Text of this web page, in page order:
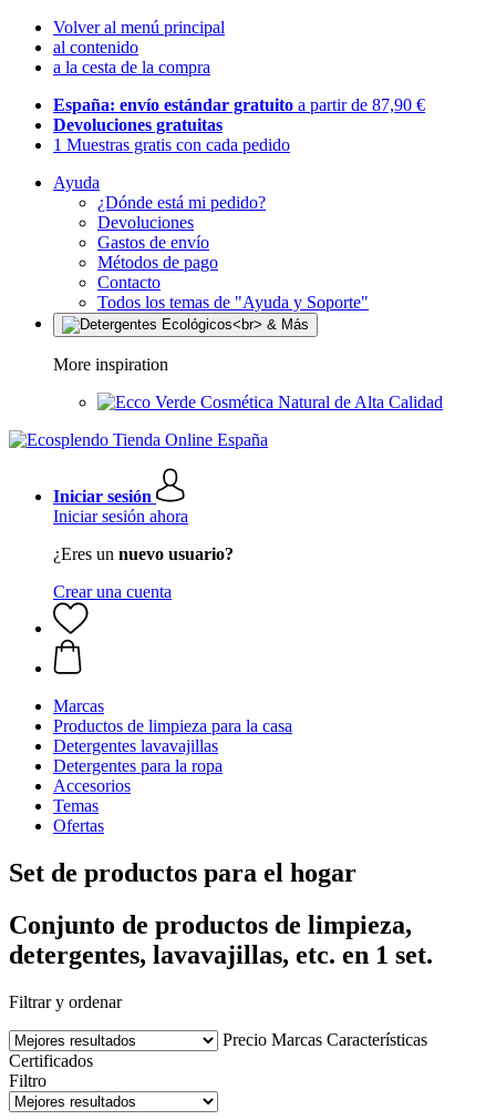
Volver al menú principal
al contenido
a la cesta de la compra
España: envío estándar gratuito a partir de 87,90 €
Devoluciones gratuitas
1 Muestras gratis con cada pedido
Ayuda
¿Dónde está mi pedido?
Devoluciones
Gastos de envío
Métodos de pago
Contacto
Todos los temas de "Ayuda y Soporte"
More inspiration
Cosmética Natural de Alta Calidad
Iniciar sesión
Iniciar sesión ahora
¿Eres un nuevo usuario?
Crear una cuenta
Marcas
Productos de limpieza para la casa
Detergentes lavavajillas
Detergentes para la ropa
Accesorios
Temas
Ofertas
Set de productos para el hogar
Conjunto de productos de limpieza,
detergentes, lavavajillas, etc. en 1 set.
Filtrar y ordenar
Precio Marcas Características
Certificados
Filtro